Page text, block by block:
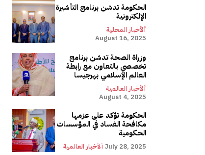
الحكومة تدشن برنامج التأشيرة
الإلكترونية
ألأخبار المحلية
August 16, 2025
وزراة الصحة تدشن برنامج
تخصصي بالتعاون مع رابطة
العالم الإسلامي بهرجيسا
ألأخبار العالمية
August 4, 2025
الحكومة تؤكد على عزمها
مكافحة الفساد في المؤسسات
الحكومية
ألأخبار العالمية July 28, 2025